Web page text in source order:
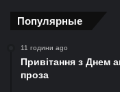
Популярные
11 години ago
Привітання з Днем
проза